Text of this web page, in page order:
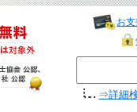
お
⇒詳細